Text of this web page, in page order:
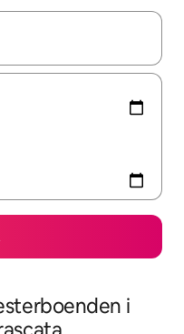
du navigera med upp- och
i